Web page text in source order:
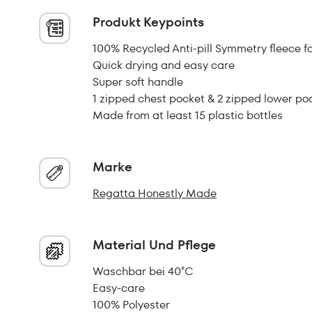
Produkt Keypoints
100% Recycled Anti-pill Symmetry fleece
Quick drying and easy care
Super soft handle
1 zipped chest pocket & 2 zipped lower
Made from at least 15 plastic bottles
Marke
Regatta Honestly Made
Material Und Pflege
Waschbar bei 40°C
Easy-care
100% Polyester